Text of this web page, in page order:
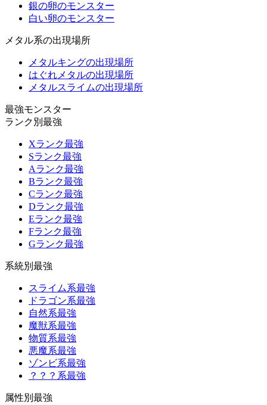
銀の卵のモンスター
白い卵のモンスター
メタル系の出現場所
メタルキングの出現場所
はぐれメタルの出現場所
メタルスライムの出現場所
最強モンスター
ランク別最強
Xランク最強
Sランク最強
Aランク最強
Bランク最強
Cランク最強
Dランク最強
Eランク最強
Fランク最強
Gランク最強
系統別最強
スライム系最強
ドラゴン系最強
自然系最強
魔獣系最強
物質系最強
悪魔系最強
ゾンビ系最強
？？？系最強
属性別最強